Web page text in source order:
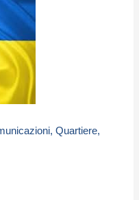
,Quartiere,